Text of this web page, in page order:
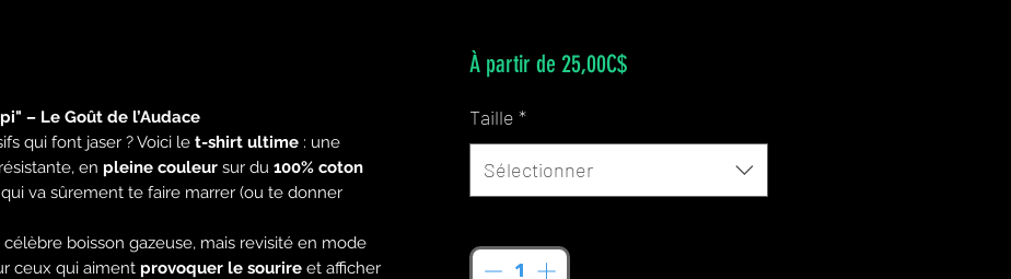
– Le Goût de l’Audace
qui font jaser ? Voici le t-shirt ultime : une
en pleine couleur sur du 100% coton
va sûrement te faire marrer (ou te donner
célèbre boisson gazeuse, mais revisité en mode
ceux qui aiment provoquer le sourire et afficher
À partir de 25,00C$Prix
Taille *
Sélectionner